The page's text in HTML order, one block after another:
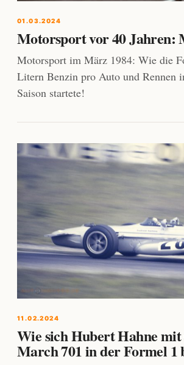
01.03.2024
Motorsport vor 40 Jahren:
Motorsport im März 1984: Wie die
Litern Benzin pro Auto und Rennen
Saison startete!
11.02.2024
Wie sich Hubert Hahne mit
March 701 in der Formel 1